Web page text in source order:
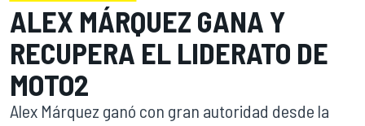
ALEX MÁRQUEZ GANA Y
RECUPERA EL LIDERATO DE
MOTO2
Alex Márquez ganó con gran autoridad desde la